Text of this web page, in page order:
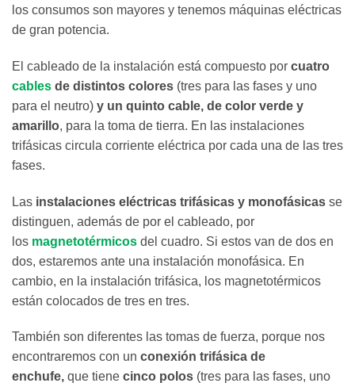
los consumos son mayores y tenemos máquinas eléctricas
de gran potencia.
El cableado de la instalación está compuesto por cuatro
cables de distintos colores (tres para las fases y uno
para el neutro) y un quinto cable, de color verde y
amarillo, para la toma de tierra. En las instalaciones
trifásicas circula corriente eléctrica por cada una de las tres
fases.
Las instalaciones eléctricas trifásicas y monofásicas se
distinguen, además de por el cableado, por
los magnetotérmicos del cuadro. Si estos van de dos en
dos, estaremos ante una instalación monofásica. En
cambio, en la instalación trifásica, los magnetotérmicos
están colocados de tres en tres.
También son diferentes las tomas de fuerza, porque nos
encontraremos con un conexión trifásica de
enchufe, que tiene cinco polos (tres para las fases, uno